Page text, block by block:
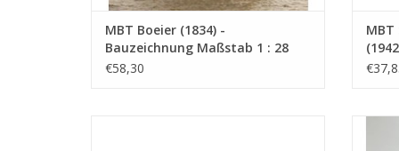
MBT Boeier (1834) -
Bauzeichnung Maßstab 1 : 28
(10.06.001)
€58,30
1 : 20